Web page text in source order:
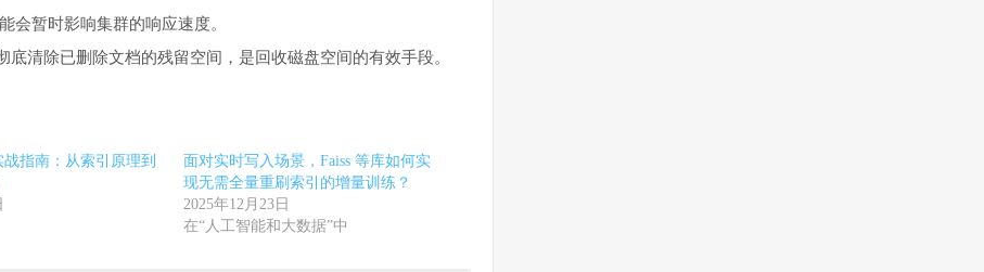
会暂时影响集群的响应速度。
清除已删除文档的残留空间，是回收磁盘空间的有效手段。
战指南：从索引原理到
面对实时写入场景，Faiss 等库如何实
现无需全量重刷索引的增量训练？
2025年12月23日
在“人工智能和大数据”中